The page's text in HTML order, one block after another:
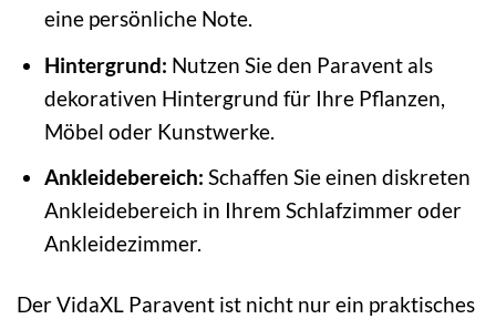
eine persönliche Note.
Hintergrund: Nutzen Sie den Paravent als
dekorativen Hintergrund für Ihre Pflanzen,
Möbel oder Kunstwerke.
Ankleidebereich: Schaffen Sie einen diskreten
Ankleidebereich in Ihrem Schlafzimmer oder
Ankleidezimmer.
Der VidaXL Paravent ist nicht nur ein praktisches